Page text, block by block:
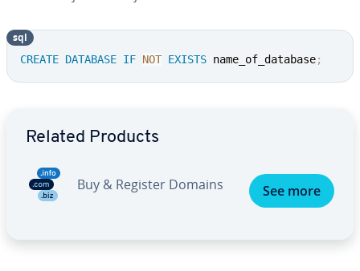
CREATE DATABASE IF NOT EXISTS name_of_database;
sql
Related Products
Buy & Register Domains See more